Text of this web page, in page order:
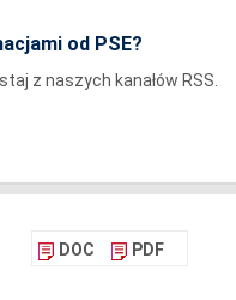
od PSE?
z naszych kanałów RSS.
DOC PDF